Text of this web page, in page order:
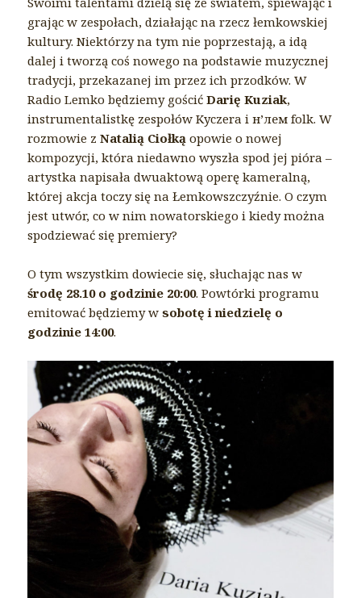
grając w zespołach, działając na rzecz łemkowskiej
kultury. Niektórzy na tym nie poprzestają, a idą
dalej i tworzą coś nowego na podstawie muzycznej
tradycji, przekazanej im przez ich przodków. W
Radio Lemko będziemy gościćDarię Kuziak,
instrumentalistkę zespołów Kyczera i н’лем folk. W
rozmowie zNatalią Ciołką opowie o nowej
kompozycji, która niedawno wyszła spod jej pióra –
artystka napisała dwuaktową operę kameralną,
której akcja toczy się na Łemkowszczyźnie. O czym
jest utwór, co w nim nowatorskiego i kiedy można
spodziewać się premiery?
O tym wszystkim dowiecie się, słuchając nas w
środę 28.10 o godzinie 20:00. Powtórki programu
emitować będziemy wsobotę i niedzielę o
godzinie 14:00.